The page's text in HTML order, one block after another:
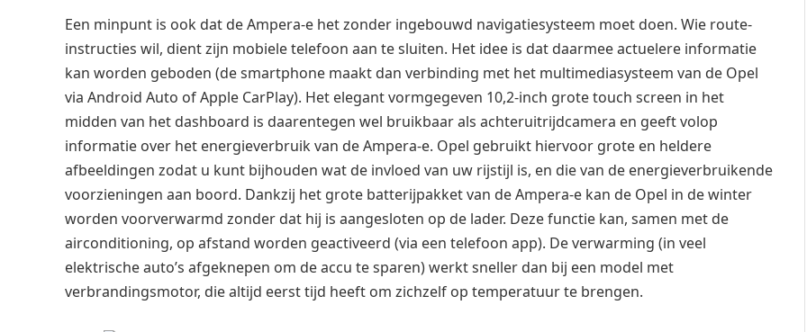
Een minpunt is ook dat de Ampera-e het zonder ingebouwd navigatiesysteem moet doen. Wie route-
instructies wil, dient zijn mobiele telefoon aan te sluiten. Het idee is dat daarmee actuelere informatie
kan worden geboden (de smartphone maakt dan verbinding met het multimediasysteem van de Opel
via Android Auto of Apple CarPlay). Het elegant vormgegeven 10,2-inch grote touch screen in het
midden van het dashboard is daarentegen wel bruikbaar als achteruitrijdcamera en geeft volop
informatie over het energieverbruik van de Ampera-e. Opel gebruikt hiervoor grote en heldere
afbeeldingen zodat u kunt bijhouden wat de invloed van uw rijstijl is, en die van de energieverbruikende
voorzieningen aan boord. Dankzij het grote batterijpakket van de Ampera-e kan de Opel in de winter
worden voorverwarmd zonder dat hij is aangesloten op de lader. Deze functie kan, samen met de
airconditioning, op afstand worden geactiveerd (via een telefoon app). De verwarming (in veel
elektrische auto’s afgeknepen om de accu te sparen) werkt sneller dan bij een model met
verbrandingsmotor, die altijd eerst tijd heeft om zichzelf op temperatuur te brengen.